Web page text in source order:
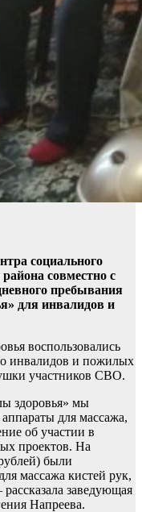
социального
совместно с
пребывания
для инвалидов и
воспользовались
инвалидов и пожилых
участников СВО.
здоровья» мы
для массажа,
об участии в
проектов. На
были
массажа кистей рук,
заведующая
Напреева.